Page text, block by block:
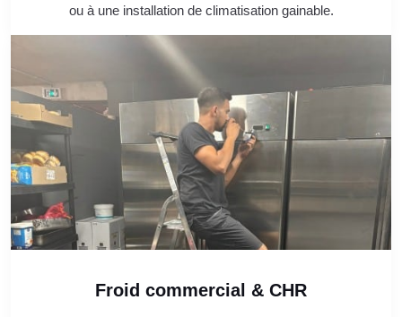
ou à une installation de climatisation gainable.
Froid commercial & CHR